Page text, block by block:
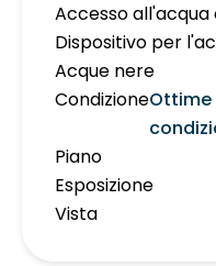
Accesso all'acqua
Dispositivo per
Acque nere
CondizioneOttime
Piano
Esposizione
Vista